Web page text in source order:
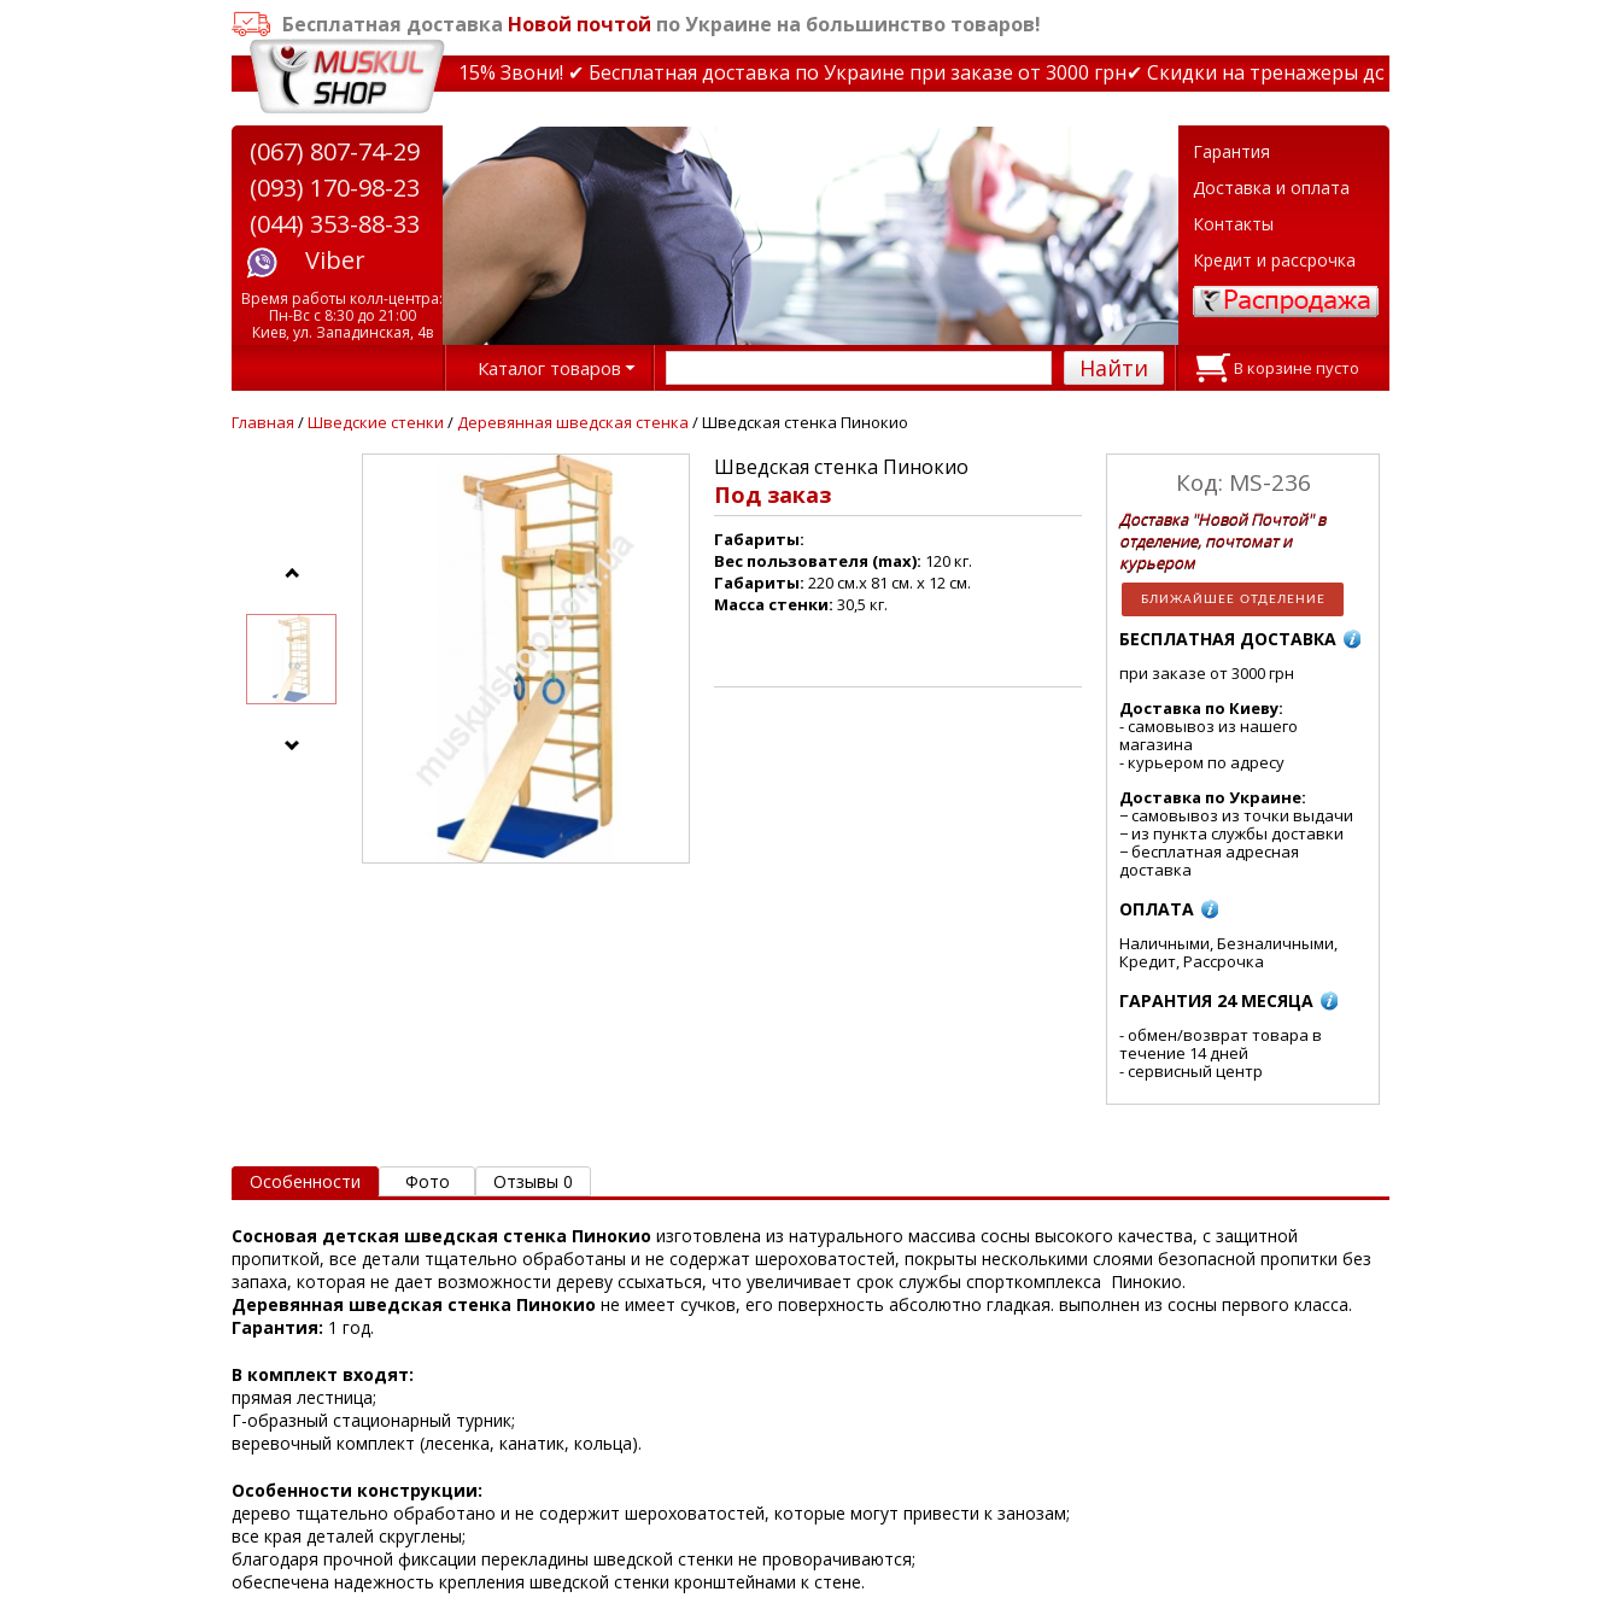
Бесплатная доставка Новой почтой по Украине на большинство товаров!
✔ Скидки на тренажеры до 15% Звони! ✔ Бесплатная доставка по Украине при заказе от 3000 грн✔ Скидки на тренажеры до 15% Звони! ✔ Бесплатная
Гарантия
Доставка и оплата
Контакты
Кредит и рассрочка
(067) 807-74-29
(093) 170-98-23
(044) 353-88-33
Viber
Время работы колл-центра:
Пн-Вс с 8:30 до 21:00
Киев, ул. Западинская, 4в
Каталог товаров Найти В корзине пусто
Главная /Шведские стенки /Деревянная шведская стенка / Шведская стенка Пинокио
Шведская стенка Пинокио
Под заказ
Габариты:
Вес пользователя (max): 120 кг.
Габариты: 220 см.х 81 см. х 12 см.
Масса стенки: 30,5 кг.
Код: MS-236
Доставка "Новой Почтой" в
отделение, почтомат и
курьером
БЛИЖАЙШЕЕ ОТДЕЛЕНИЕ
БЕСПЛАТНАЯ ДОСТАВКА
при заказе от 3000 грн
Доставка по Киеву:
- cамовывоз из нашего
магазина
- курьером по адресу
Доставка по Украине:
− самовывоз из точки выдачи
− из пункта службы доставки
− бесплатная адресная
доставка
ОПЛАТА
Наличными, Безналичными,
Кредит, Рассрочка
ГАРАНТИЯ 24 МЕСЯЦА
- обмен/возврат товара в
течение 14 дней
- сервисный центр
Особенности Фото Отзывы 0
Сосновая детская шведская стенка Пинокио изготовлена из натурального массива сосны высокого качества, с защитной
пропиткой, все детали тщательно обработаны и не содержат шероховатостей, покрыты несколькими слоями безопасной пропитки без
запаха, которая не дает возможности дереву ссыхаться, что увеличивает срок службы спорткомплекса Пинокио.
Деревянная шведская стенка Пинокио не имеет сучков, его поверхность абсолютно гладкая. выполнен из сосны первого класса.
Гарантия: 1 год.
В комплект входят:
прямая лестница;
Г-образный стационарный турник;
веревочный комплект (лесенка, канатик, кольца).
Особенности конструкции:
дерево тщательно обработано и не содержит шероховатостей, которые могут привести к занозам;
все края деталей скруглены;
благодаря прочной фиксации перекладины шведской стенки не проворачиваются;
обеспечена надежность крепления шведской стенки кронштейнами к стене.